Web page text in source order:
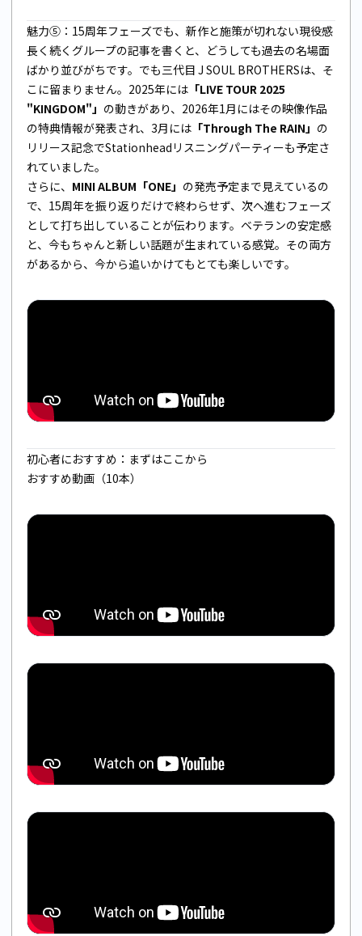
魅力⑤：15周年フェーズでも、新作と施策が切れない現役感
長く続くグループの記事を書くと、どうしても過去の名場面
ばかり並びがちです。でも三代目 J SOUL BROTHERSは、そ
こに留まりません。2025年には 「LIVE TOUR 2025
"KINGDOM"」 の動きがあり、2026年1月にはその映像作品
の特典情報が発表され、3月には 「Through The RAIN」 の
リリース記念でStationheadリスニングパーティーも予定さ
れていました。
さらに、 MINI ALBUM「ONE」 の発売予定まで見えているの
で、15周年を振り返りだけで終わらせず、次へ進むフェーズ
として打ち出していることが伝わります。ベテランの安定感
と、今もちゃんと新しい話題が生まれている感覚。その両方
があるから、今から追いかけてもとても楽しいです。
初心者におすすめ：まずはここから
おすすめ動画（10本）